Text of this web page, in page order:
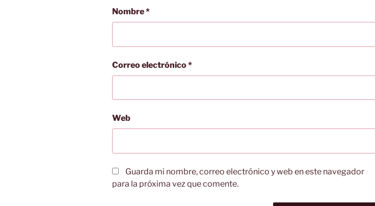
Nombre*
Correo electrónico*
Web
Guarda mi nombre, correo electrónico y web en este navegador
para la próxima vez que comente.